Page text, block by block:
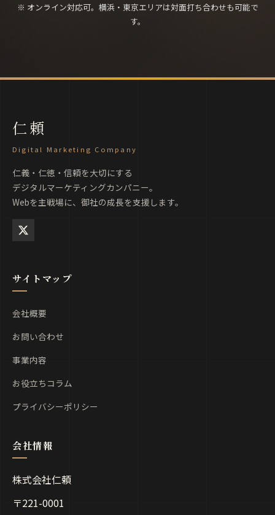
※ オンライン対応可。横浜・東京エリアは対面打ち合わせも可能で
す。
仁頼
Digital Marketing Company
仁義・仁徳・信頼を大切にする
デジタルマーケティングカンパニー。
Webを主戦場に、御社の成長を支援します。
サイトマップ
会社概要
お問い合わせ
事業内容
お役立ちコラム
プライバシーポリシー
株式会社仁頼
〒221-0001